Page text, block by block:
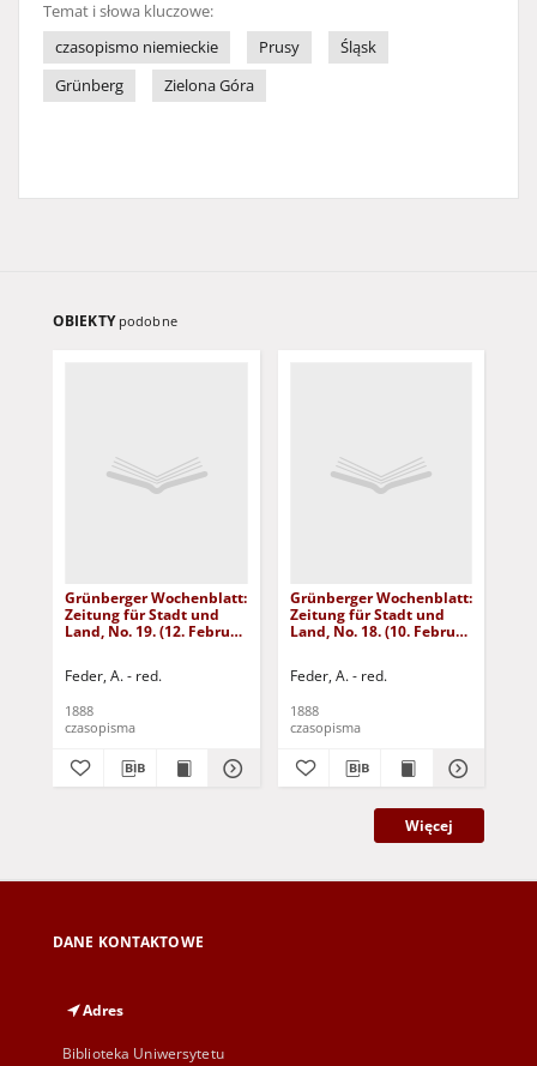
Temat i słowa kluczowe:
czasopismo niemieckie
Prusy
Śląsk
Grünberg
Zielona Góra
OBIEKTY podobne
Grünberger Wochenblatt:
Zeitung für Stadt und
Land, No. 19. (12. Februar
Feder, A. - red.
1888
czasopisma
Grünberger Wochenblatt:
Zeitung für Stadt und
Land, No. 18. (10. Februar
Feder, A. - red.
1888
czasopisma
Więcej
DANE KONTAKTOWE
Adres
Biblioteka Uniwersytetu